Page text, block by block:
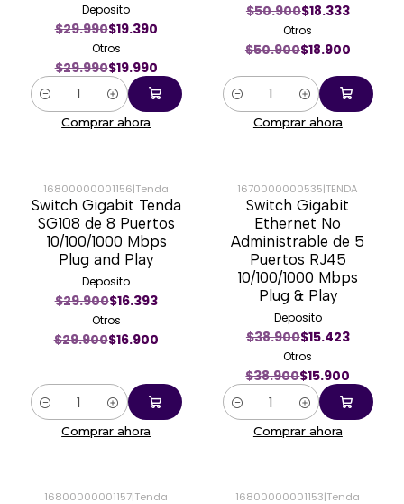
Deposito
$29.990$19.390
Otros
$29.990$19.990
Cantidad
Comprar ahora
$50.900$18.333
Otros
$50.900$18.900
Cantidad
Comprar ahora
-43%
16800000001156|Tenda
Switch Gigabit Tenda
SG108 de 8 Puertos
10/100/1000 Mbps
Plug and Play
Deposito
$29.900$16.393
Otros
$29.900$16.900
Cantidad
Comprar ahora
-59%
1670000000535|TENDA
Switch Gigabit
Ethernet No
Administrable de 5
Puertos RJ45
10/100/1000 Mbps
Plug & Play
Deposito
$38.900$15.423
Otros
$38.900$15.900
Cantidad
Comprar ahora
16800000001157|Tenda 16800000001153|Tenda